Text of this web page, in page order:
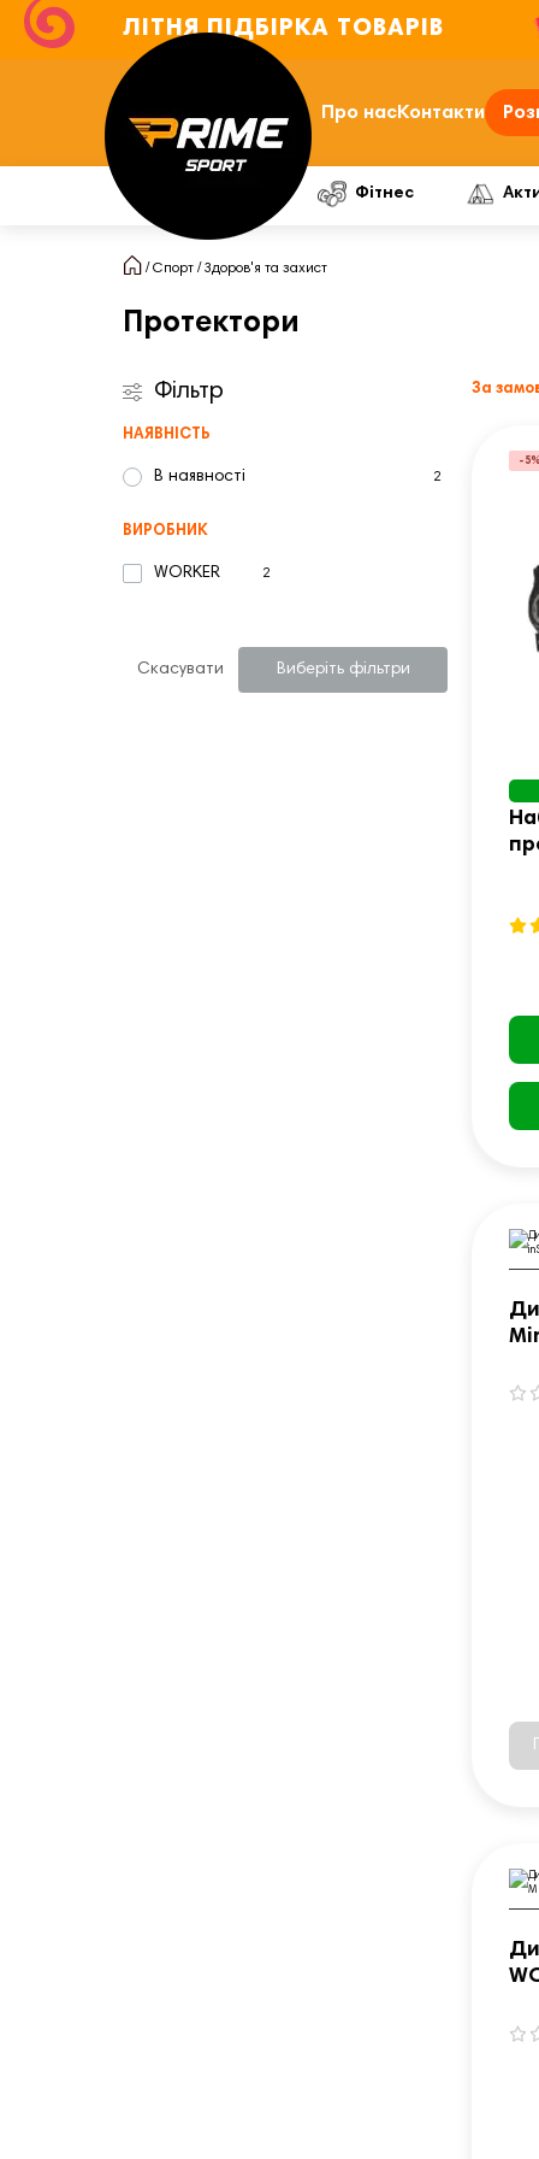
ЛІТНЯ ПІДБІРКА ТОВАРІВ
Про насКонтакти
Фітнес
Спорт Здоров'я та захист
Протектори
Фільтр
НАЯВНІСТЬ
В наявності 2
ВИРОБНИК
WORKER 2
Скасувати Виберіть фільтри
За
-